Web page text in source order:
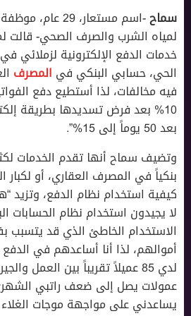
سماح
-اسم مستعار،
لمياه الشرب والصرف الصحي- قالت
خدمات الدفع الإلكترونية لزملائي
الحي، حسابي البنكي في المصرف
فيه مخالفات، لذا أستطيع دفع
10% بعد فرض تسديدها بطريقة
بعد 50 يوماً إلى 15%”.
وتضيف سماح أنها تقدم الخدمات
بنكياً في المصرف العقاري، أو لكبار
كيفية استخدام نظام الدفع، وتزيد
لا يجيدون استخدام نظام الحسابات
الاستخدام الخاطئ الذي قد يتسبب
أموالهم، لذا أنا أساعدهم في
لدي 85 عميلاً تقريباً بين العمل
عمولات يصل إلى ضعف راتبي
يساعدني على مواجهة موجات